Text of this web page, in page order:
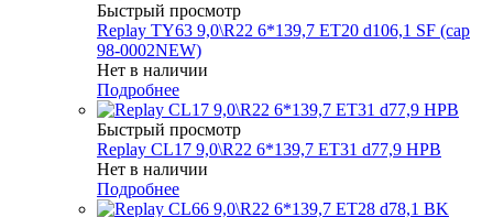
Быстрый просмотр
Replay TY63 9,0\R22 6*139,7 ET20 d106,1 SF (cap
98-0002NEW)
Нет в наличии
Подробнее
Быстрый просмотр
Replay CL17 9,0\R22 6*139,7 ET31 d77,9 HPB
Нет в наличии
Подробнее